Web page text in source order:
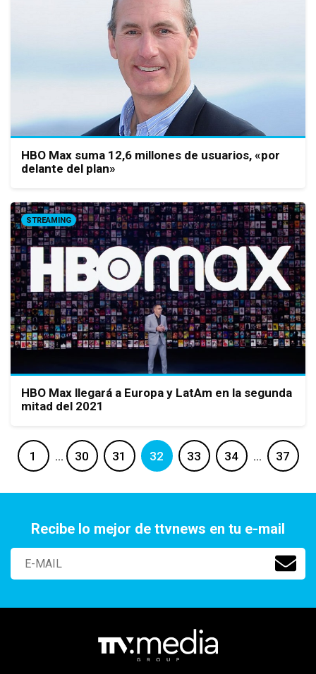
HBO Max suma 12,6 millones de usuarios, «por
delante del plan»
STREAMING
HBO Max llegará a Europa y LatAm en la segunda
mitad del 2021
1 … 30 31 32 33 34 … 37
Recibe lo mejor de ttvnews en tu e-mail